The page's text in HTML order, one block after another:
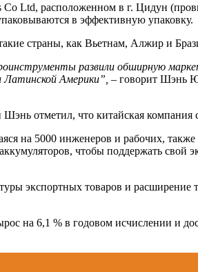
Co Ltd, расположенном в г. Цидун
в эффективную упаковку.
страны, как Вьетнам, Алжир и
развили обширную
Америки”, – говорит Шэнь
отметил, что китайская компания
на 5000 инженеров и рабочих,
чтобы поддержать
экспортных товаров и расширение
на 6,1 % в годовом исчислении и